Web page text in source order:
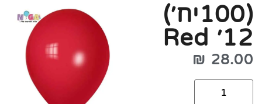
(100יח׳)
12׳ Red
28.00
₪